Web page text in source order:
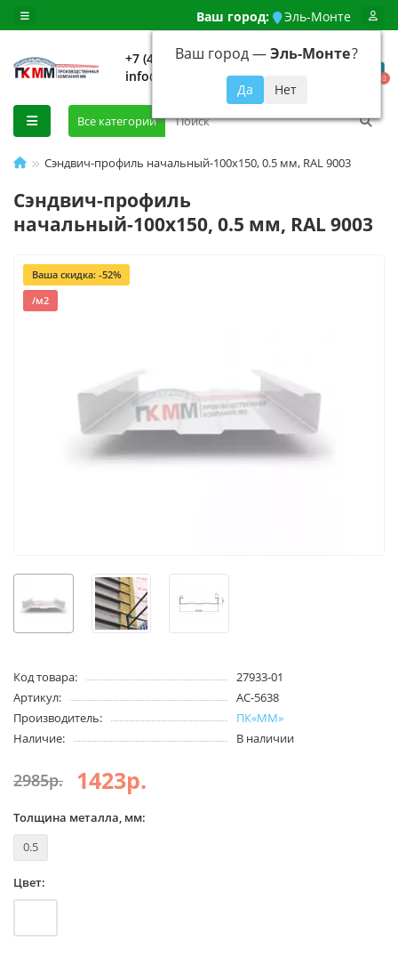
Ваш город: Эль-Монте
Ваш город —Эль-Монте?
+7 (499) 648-92-94
info@evroshtaketnikmoskva.ru
0
Все категории
Сэндвич-профиль начальный-100х150, 0.5 мм, RAL 9003
Сэндвич-профиль
начальный-100х150, 0.5 мм, RAL 9003
Ваша скидка: -52%
/м2
Код товара:
27933-01
Артикул:
АС-5638
Производитель:
ПК«ММ»
Наличие:
В наличии
2985р. 1423р.
Толщина металла, мм:
0.5
Цвет: